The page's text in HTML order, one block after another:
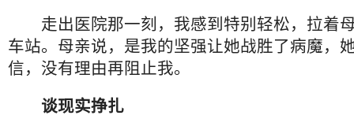
走出医院那一刻，我感到特别轻松，拉着
车站。母亲说，是我的坚强让她战胜了病魔，
信，没有理由再阻止我。
谈现实挣扎